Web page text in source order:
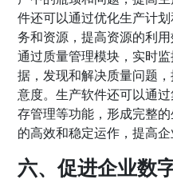
件还可以通过优化生产计
务和资源，提高资源的利
通过质量管理模块，实时
据，发现和解决质量问题
意度。生产软件还可以通
存管理等功能，形成完整
的高效和稳定运作，提高企
六、促进企业数